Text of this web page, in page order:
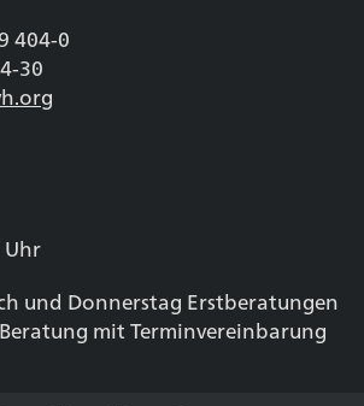
404-0
30
Uhr
und Donnerstag Erstberatungen
mit Terminvereinbarung